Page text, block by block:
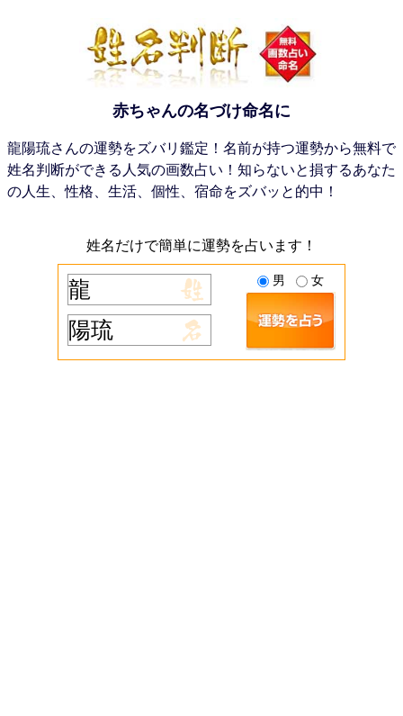
赤ちゃんの名づけ命名に
龍陽琉さんの運勢をズバリ鑑定！名前が持つ運勢から無料で
姓名判断ができる人気の画数占い！知らないと損するあなた
の人生、性格、生活、個性、宿命をズバッと的中！
姓名だけで簡単に運勢を占います！
男 女